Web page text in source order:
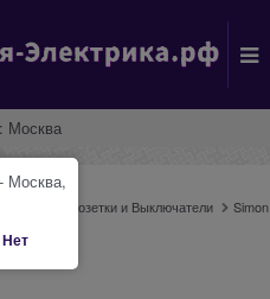
Москва
Розетки и Выключатели Simon
Москва,
Нет